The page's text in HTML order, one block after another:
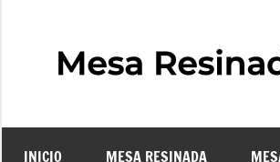
INICIO MESA RESINADA